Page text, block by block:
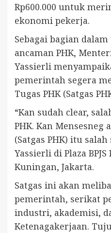
Rp600.000 untuk
ekonomi pekerja.
Sebagai bagian
ancaman PHK,
Yassierli
pemerintah segera
Tugas PHK (Satgas
“Kan sudah clear,
PHK. Kan
(Satgas PHK) itu
Yassierli di Plaza
Kuningan, Jakarta.
Satgas ini akan
pemerintah, serikat
industri, akademisi,
Ketenagakerjaan.